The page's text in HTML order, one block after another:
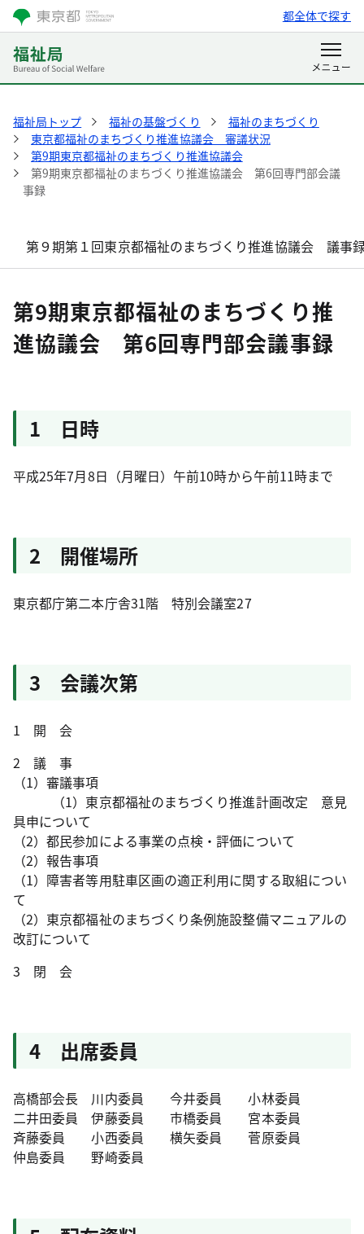
都全体で探す
福祉局トップ 福祉の基盤づくり
福祉のまちづくり
東京都福祉のまちづくり推進協議会 審議状況
第9期東京都福祉のまちづくり推進協議会
第9期東京都福祉のまちづくり推進協議会 第6回専門部会議
事録
第９期第１回東京都福祉のまちづくり推進協議会 議事
第9期東京都福祉のまちづくり推
進協議会 第6回専門部会議事録
1 日時
平成25年7月8日（月曜日）午前10時から午前11時まで
2 開催場所
東京都庁第二本庁舎31階 特別会議室27
3 会議次第
1 開 会
2 議 事
（1）審議事項
（1）東京都福祉のまちづくり推進計画改定 意見
具申について
（2）都民参加による事業の点検・評価について
（2）報告事項
（1）障害者等用駐車区画の適正利用に関する取組につい
て
（2）東京都福祉のまちづくり条例施設整備マニュアルの
改訂について
3 閉 会
4 出席委員
高橋部会長 川内委員 今井委員 小林委員
二井田委員 伊藤委員 市橋委員 宮本委員
斉藤委員 小西委員 横矢委員 菅原委員
仲島委員 野崎委員